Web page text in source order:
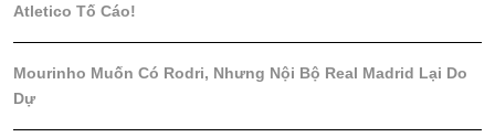
Atletico Tố Cáo!
Mourinho Muốn Có Rodri, Nhưng Nội Bộ Real Madrid Lại Do
Dự